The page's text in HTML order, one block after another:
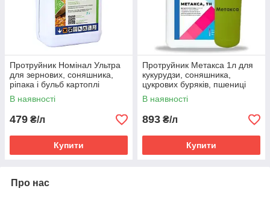
Протруйник Номінал Ультра
для зернових, соняшника,
ріпака і бульб картоплі
(тіаметоксам)
В наявності
479 ₴/л
Купити
Протруйник Метакса 1л для
кукурудзи, соняшника,
цукрових буряків, пшениці
озимої, сої (тіаметоксам, 350
г/л)
В наявності
893 ₴/л
Купити
Про нас